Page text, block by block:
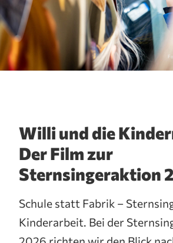
Willi und die
Der Film zur
Sternsingeraktion
Schule statt Fabrik –
Kinderarbeit. Bei der